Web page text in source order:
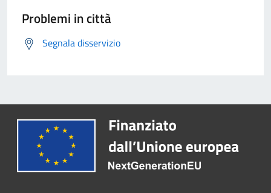
Problemi in città
Segnala disservizio